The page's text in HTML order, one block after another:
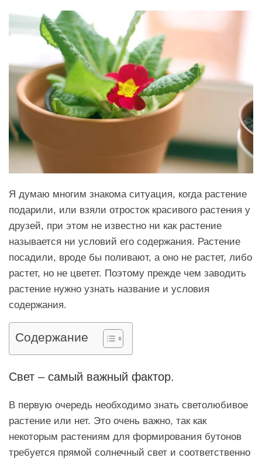
Я думаю многим знакома ситуация, когда растение
подарили, или взяли отросток красивого растения у
друзей, при этом не известно ни как растение
называется ни условий его содержания. Растение
посадили, вроде бы поливают, а оно не растет, либо
растет, но не цветет. Поэтому прежде чем заводить
растение нужно узнать название и условия
содержания.
Содержание
Свет – самый важный фактор.
В первую очередь необходимо знать светолюбивое
растение или нет. Это очень важно, так как
некоторым растениям для формирования бутонов
требуется прямой солнечный свет и соответственно